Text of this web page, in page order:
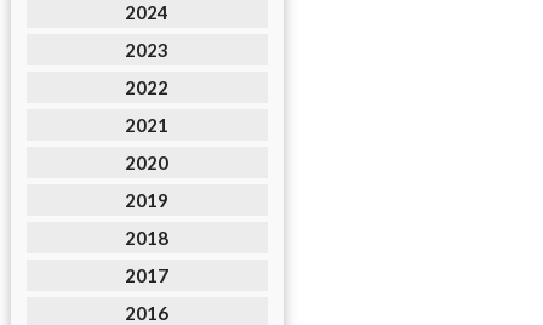
2024
2023
2022
2021
2020
2019
2018
2017
2016